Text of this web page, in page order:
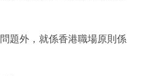
題外，就係香港職場原則係